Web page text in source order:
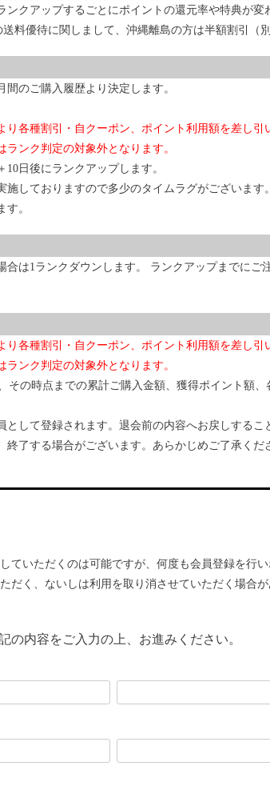
クアップするごとにポイントの還元率や特典が変
料優待に関しまして、沖縄離島の方は半額割引（
のご購入履歴より決定します。
各種割引・自クーポン、ポイント利用額を差し引
ンク判定の対象外となります。
日後にランクアップします。
しておりますので多少のタイムラグがございます。
。
合は1ランクダウンします。 ランクアップまでにご
各種割引・自クーポン、ポイント利用額を差し引
ンク判定の対象外となります。
の時点までの累計ご購入金額、獲得ポイント額
して登録されます。退会前の内容へお戻しするこ
了する場合がございます。あらかじめご了承くだ
ていただくのは可能ですが、何度も会員登録を行
だく、ないしは利用を取り消させていただく場合が
の内容をご入力の上、お進みください。